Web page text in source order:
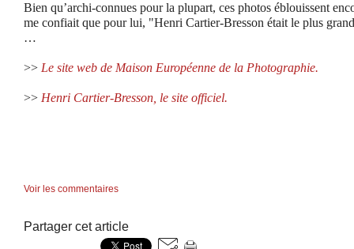
Bien qu’archi-connues pour la plupart, ces photos éblouissent
me confiait que pour lui, "Henri Cartier-Bresson était le plus
…
>> Le site web de Maison Européenne de la Photographie.
>> Henri Cartier-Bresson, le site officiel.
Voir les commentaires
Partager cet article